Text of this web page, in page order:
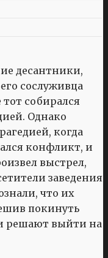
десантники,
сослуживца
тот собирался
Однако
когда
конфликт, и
выстрел,
заведения
что их
покинуть
решают выйти на